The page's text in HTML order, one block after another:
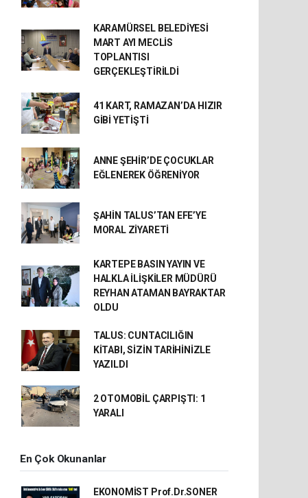
KARAMÜRSEL BELEDİYESİ
MART AYI MECLİS
TOPLANTISI
GERÇEKLEŞTİRİLDİ
41 KART, RAMAZAN’DA HIZIR
GİBİ YETİŞTİ
ANNE ŞEHİR’DE ÇOCUKLAR
EĞLENEREK ÖĞRENİYOR
ŞAHİN TALUS’TAN EFE’YE
MORAL ZİYARETİ
KARTEPE BASIN YAYIN VE
HALKLA İLİŞKİLER MÜDÜRÜ
REYHAN ATAMAN BAYRAKTAR
OLDU
TALUS: CUNTACILIĞIN
KİTABI, SİZİN TARİHİNİZLE
YAZILDI
2 OTOMOBİL ÇARPIŞTI: 1
YARALI
En Çok Okunanlar
EKONOMİST Prof.Dr.SONER